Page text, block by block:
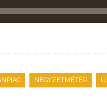
, NÉGYZETMÉTER ,